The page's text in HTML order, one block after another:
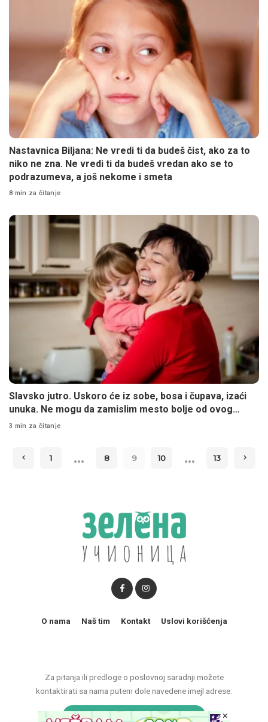
Nastavnica Biljana: Ne vredi ti da budeš čist, ako za to
niko ne zna. Ne vredi ti da budeš vredan ako se to
podrazumeva, a još nekome i smeta
8 min za čitanje
Slavsko jutro. Uskoro će iz sobe, bosa i čupava, izaći
unuka. Ne mogu da zamislim mesto bolje od ovog…
3 min za čitanje
1 … 8 9 10 … 13
Za pitanja ili predloge o poslovnoj saradnji možete
kontaktirati sa nama putem dole navedene imejl adrese:
marketing@zelenaucionica.com
O nama Naš tim Kontakt Uslovi korišćenja
×